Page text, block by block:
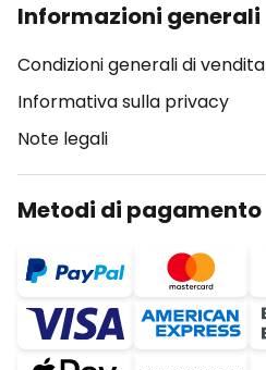
Informazioni generali
Condizioni generali di vendita
Informativa sulla privacy
Note legali
Metodi di pagamento